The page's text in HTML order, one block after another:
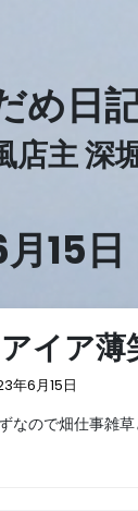
め日
店主 深
15日
イア薄
年6月15日
6
なので畑仕事雑